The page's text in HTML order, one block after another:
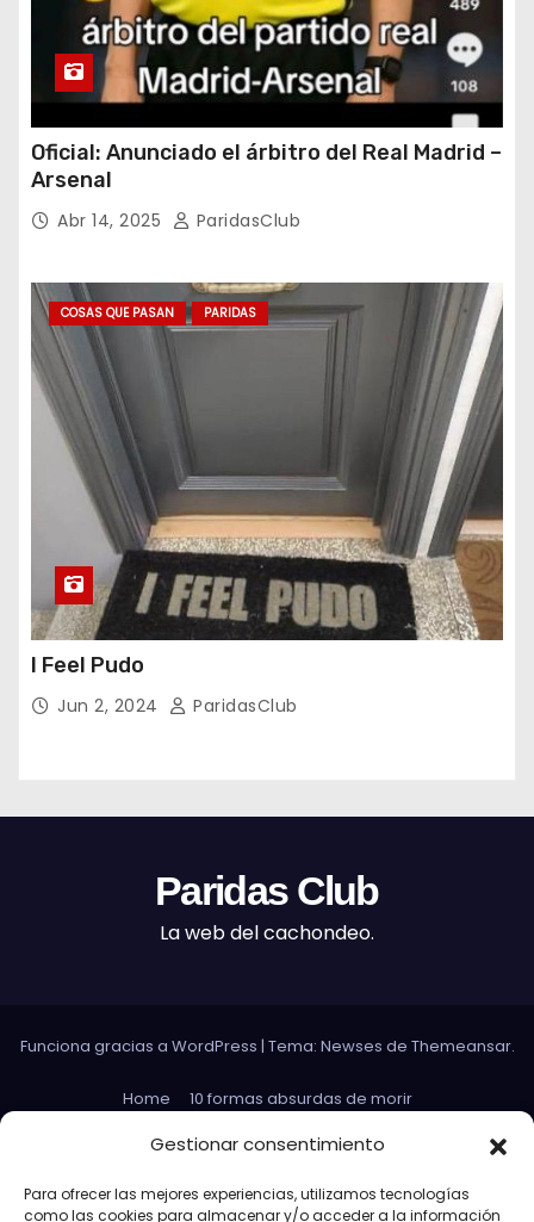
Gestionar consentimiento
Para ofrecer las mejores experiencias, utilizamos tecnologías
como las cookies para almacenar y/o acceder a la información
Oficial: Anunciado el árbitro del Real Madrid –
Arsenal
Abr 14, 2025 ParidasClub
COSAS QUE PASAN PARIDAS
I Feel Pudo
Jun 2, 2024 ParidasClub
Paridas Club
La web del cachondeo.
Funciona gracias a WordPress | Tema: Newses de Themeansar.
Home
10 formas absurdas de morir
Datos curiosos que no sirven para nada
Efectos 3D con Gifs animados
El Rey Abdica